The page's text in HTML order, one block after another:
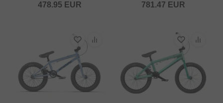
478.95 EUR 781.47 EUR